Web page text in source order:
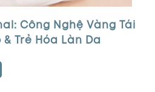
Công Nghệ Vàng Tái
& Trẻ Hóa Làn Da